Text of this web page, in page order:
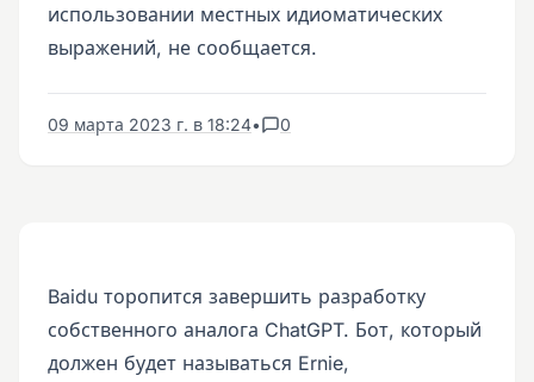
использовании местных идиоматических
выражений, не сообщается.
09 марта 2023 г. в 18:24• 0
Baidu торопится завершить разработку
собственного аналога ChatGPT. Бот, который
должен будет называться Ernie,